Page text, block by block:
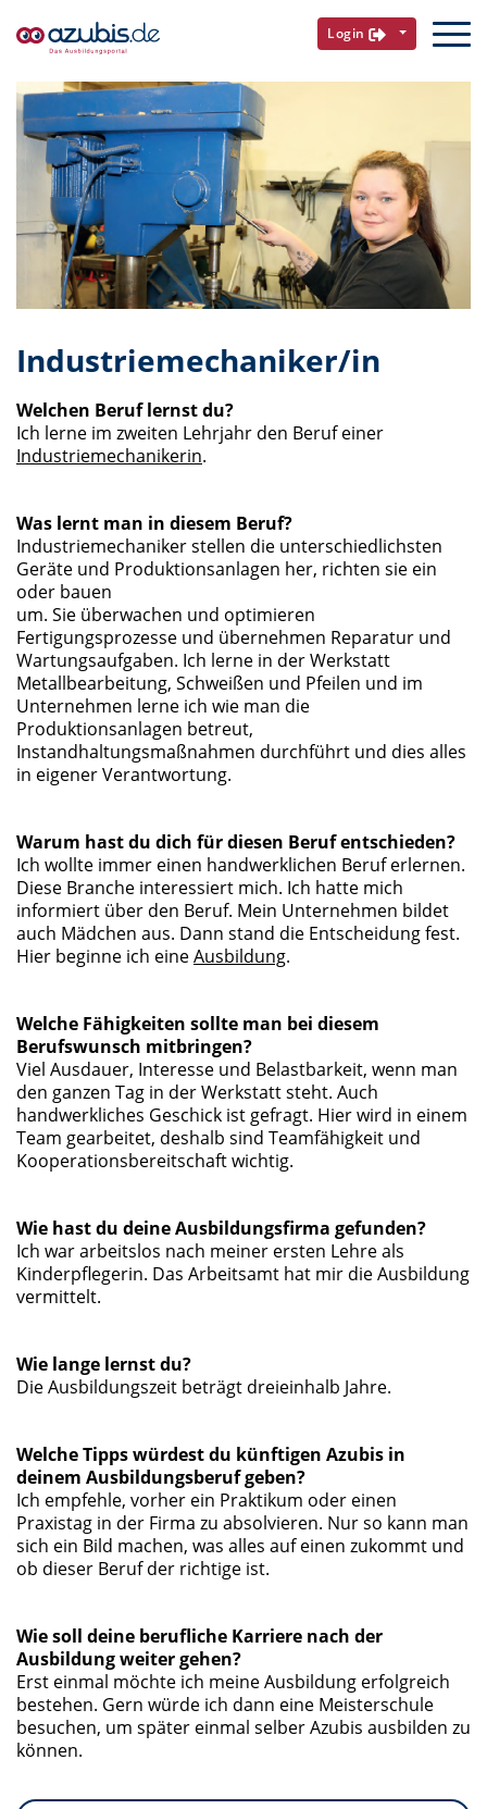
Login
Industriemechaniker/in
Welchen Beruf lernst du?
Ich lerne im zweiten Lehrjahr den Beruf einer
Industriemechanikerin.
Was lernt man in diesem Beruf?
Industriemechaniker stellen die unterschiedlichsten
Geräte und Produktionsanlagen her, richten sie ein
oder bauen
um. Sie überwachen und optimieren
Fertigungsprozesse und übernehmen Reparatur und
Wartungsaufgaben. Ich lerne in der Werkstatt
Metallbearbeitung, Schweißen und Pfeilen und im
Unternehmen lerne ich wie man die
Produktionsanlagen betreut,
Instandhaltungsmaßnahmen durchführt und dies alles
in eigener Verantwortung.
Warum hast du dich für diesen Beruf entschieden?
Ich wollte immer einen handwerklichen Beruf erlernen.
Diese Branche interessiert mich. Ich hatte mich
informiert über den Beruf. Mein Unternehmen bildet
auch Mädchen aus. Dann stand die Entscheidung fest.
Hier beginne ich eineAusbildung.
Welche Fähigkeiten sollte man bei diesem
Berufswunsch mitbringen?
Viel Ausdauer, Interesse und Belastbarkeit, wenn man
den ganzen Tag in der Werkstatt steht. Auch
handwerkliches Geschick ist gefragt. Hier wird in einem
Team gearbeitet, deshalb sind Teamfähigkeit und
Kooperationsbereitschaft wichtig.
Wie hast du deine Ausbildungsfirma gefunden?
Ich war arbeitslos nach meiner ersten Lehre als
Kinderpflegerin. Das Arbeitsamt hat mir die Ausbildung
vermittelt.
Wie lange lernst du?
Die Ausbildungszeit beträgt dreieinhalb Jahre.
Welche Tipps würdest du künftigen Azubis in
deinem Ausbildungsberuf geben?
Ich empfehle, vorher ein Praktikum oder einen
Praxistag in der Firma zu absolvieren. Nur so kann man
sich ein Bild machen, was alles auf einen zukommt und
ob dieser Beruf der richtige ist.
Wie soll deine berufliche Karriere nach der
Ausbildung weiter gehen?
Erst einmal möchte ich meine Ausbildung erfolgreich
bestehen. Gern würde ich dann eine Meisterschule
besuchen, um später einmal selber Azubis ausbilden zu
können.